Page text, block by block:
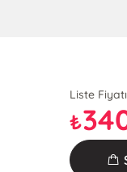
Liste
₺